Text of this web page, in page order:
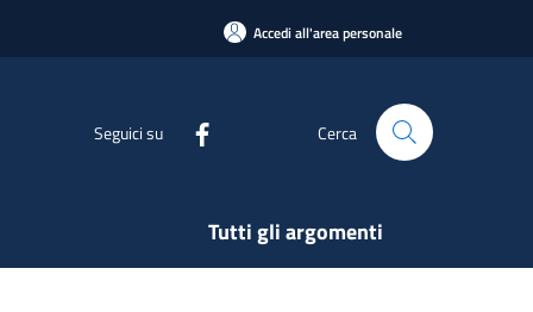
Accedi all'area personale
Seguici su Cerca
Tutti gli argomenti